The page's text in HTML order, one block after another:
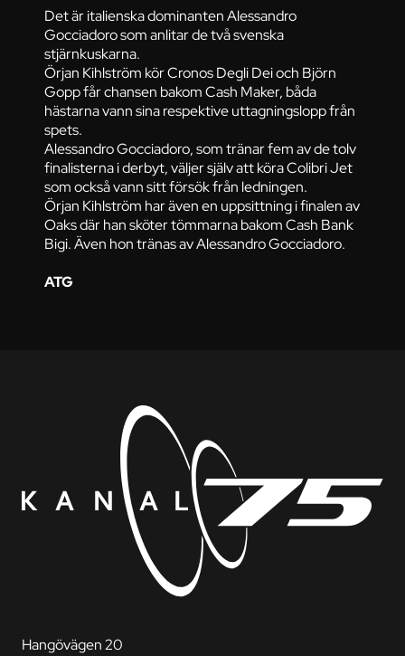
Det är italienska dominanten Alessandro
Gocciadoro som anlitar de två svenska
stjärnkuskarna.
Örjan Kihlström kör Cronos Degli Dei och Björn
Gopp får chansen bakom Cash Maker, båda
hästarna vann sina respektive uttagningslopp från
spets.
Alessandro Gocciadoro, som tränar fem av de tolv
finalisterna i derbyt, väljer själv att köra Colibri Jet
som också vann sitt försök från ledningen.
Örjan Kihlström har även en uppsittning i finalen av
Oaks där han sköter tömmarna bakom Cash Bank
Bigi. Även hon tränas av Alessandro Gocciadoro.
ATG
Hangövägen 20